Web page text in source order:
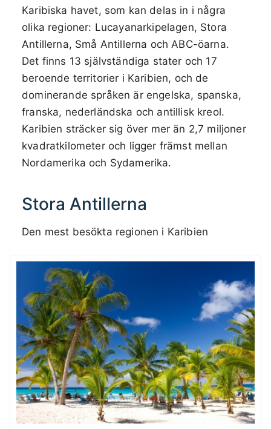
Karibiska havet, som kan delas in i några
olika regioner: Lucayanarkipelagen, Stora
Antillerna, Små Antillerna och ABC-öarna.
Det finns 13 självständiga stater och 17
beroende territorier i Karibien, och de
dominerande språken är engelska, spanska,
franska, nederländska och antillisk kreol.
Karibien sträcker sig över mer än 2,7 miljoner
kvadratkilometer och ligger främst mellan
Nordamerika och Sydamerika.
Stora Antillerna
Den mest besökta regionen i Karibien